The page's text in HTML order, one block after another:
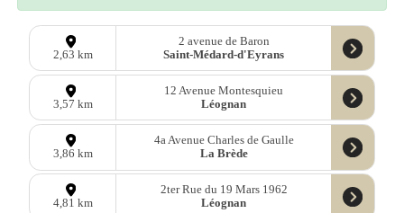
2,63 km
2 avenue de Baron
Saint-Médard-d'Eyrans
3,57 km
12 Avenue Montesquieu
Léognan
3,86 km
4a Avenue Charles de Gaulle
La Brède
4,81 km
2ter Rue du 19 Mars 1962
Léognan